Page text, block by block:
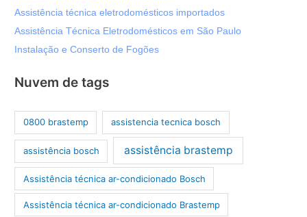
Assistência técnica eletrodomésticos importados
Assistência Técnica Eletrodomésticos em São Paulo
Instalação e Conserto de Fogões
Nuvem de tags
0800 brastemp assistencia tecnica bosch
assistência bosch assistência brastemp
Assistência técnica ar-condicionado Bosch
Assistência técnica ar-condicionado Brastemp